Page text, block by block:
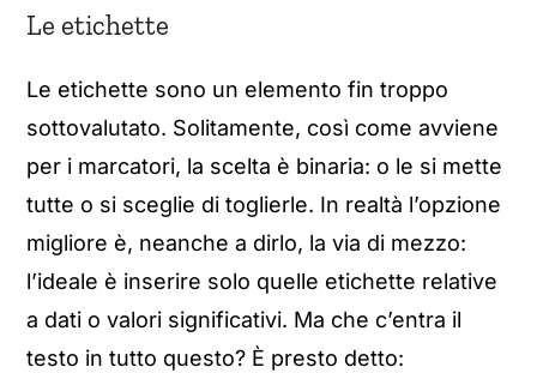
Le etichette
Le etichette sono un elemento fin troppo
sottovalutato. Solitamente, così come avviene
per i marcatori, la scelta è binaria: o le si mette
tutte o si sceglie di toglierle. In realtà l’opzione
migliore è, neanche a dirlo, la via di mezzo:
l’ideale è inserire solo quelle etichette relative
a dati o valori significativi. Ma che c’entra il
testo in tutto questo? È presto detto: